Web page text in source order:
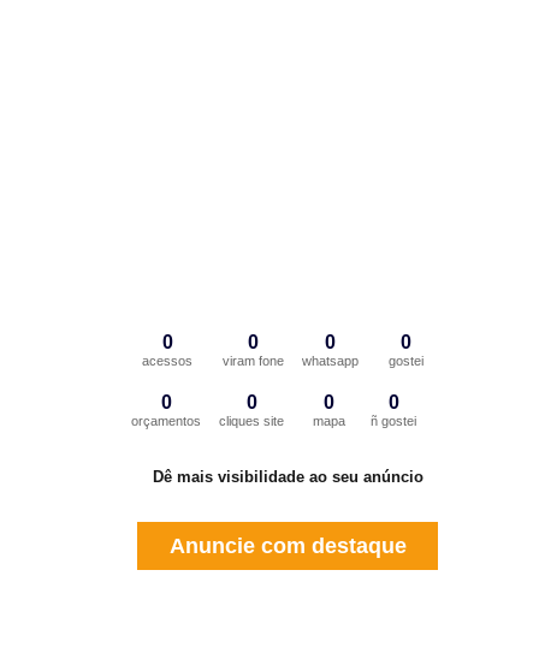
0
acessos
0
viram fone
0
whatsapp
0
gostei
0
orçamentos
0
cliques site
0
mapa
0
ñ gostei
Dê mais visibilidade ao seu anúncio
Anuncie com destaque